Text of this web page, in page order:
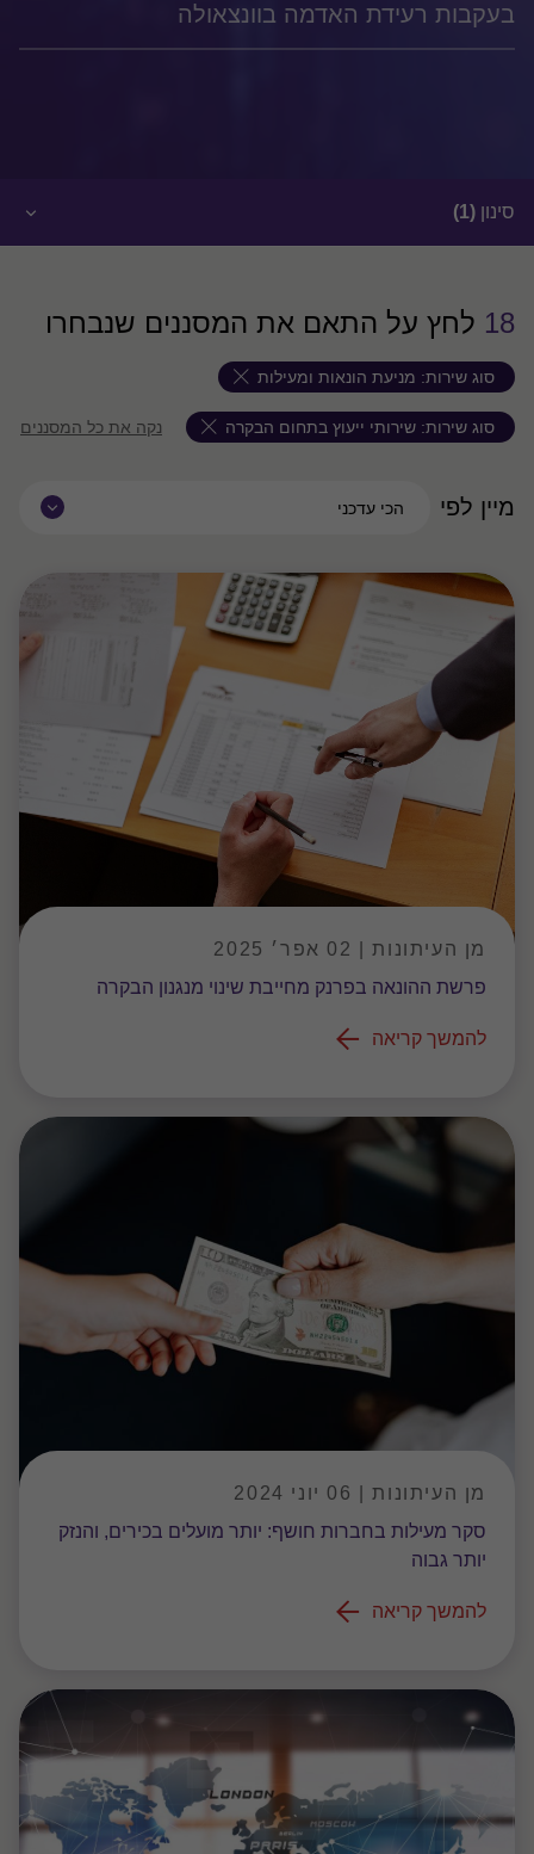
בעקבות רעידת האדמה בוונצאולה
סינון (1)
18 לחץ על התאם את המסננים שנבחרו
סוג שירות: מניעת הונאות ומעילות
סוג שירות: שירותי ייעוץ בתחום הבקרה נקה את כל המסננים
מיין לפי הכי עדכני
מן העיתונות | 02 אפר׳ 2025
פרשת ההונאה בפרנק מחייבת שינוי מנגנון הבקרה
להמשך קריאה
מן העיתונות | 06 יוני 2024
סקר מעילות בחברות חושף: יותר מועלים בכירים, והנזק
יותר גבוה
להמשך קריאה